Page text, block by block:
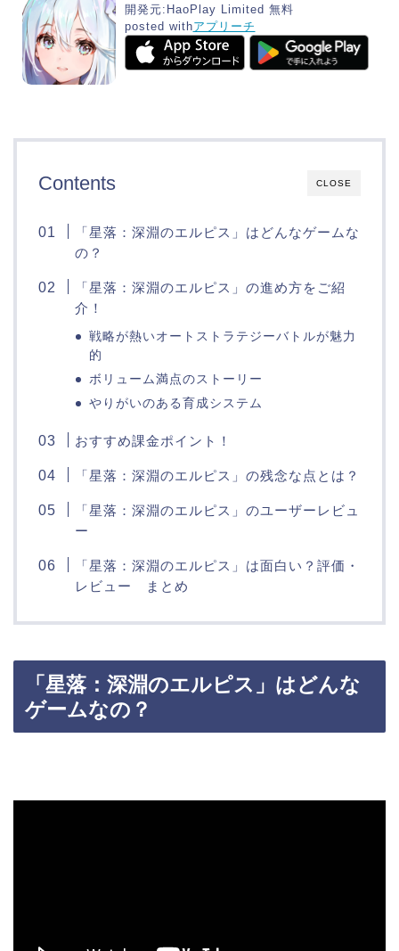
開発元: HaoPlay Limited 無料
posted withアプリーチ
CLOSE
Contents
「星落：深淵のエルピス」はどんなゲームな
の？
「星落：深淵のエルピス」の進め方をご紹
介！
戦略が熱いオートストラテジーバトルが魅力
的
ボリューム満点のストーリー
やりがいのある育成システム
おすすめ課金ポイント！
「星落：深淵のエルピス」の残念な点とは？
「星落：深淵のエルピス」のユーザーレビュ
ー
「星落：深淵のエルピス」は面白い？評価・
レビュー まとめ
「星落：深淵のエルピス」はどんな
ゲームなの？